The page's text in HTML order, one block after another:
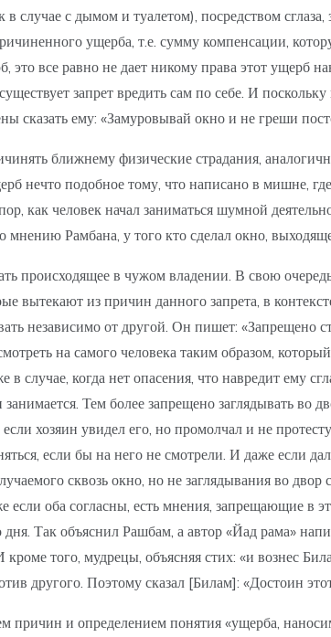
случае с дымом и туалетом), посредством
ущерба, т.е. сумму компенсации,
все равно не дает никому права этот ущерб
запрет вредить сам по себе. И
сказать ему: «Замуровывай окно и не греши
ближнему физические страдания,
нечто подобное тому, что написано в мишне,
как человек начал заниматься шумной
Рамбана, у того кто сделал окно,
происходящее в чужом владении. В свою
вытекают из причин данного запрета, в
независимо от другой. Он пишет: «Запрещено
на самого человека таким образом,
случае, когда нет опасения, что навредит ему
Тем более запрещено заглядывать во
хозяин увидел его, но промолчал и не
если бы на него не смотрели. И даже если
сквозь окно, но не заглядывания во
оба согласны, есть мнения, запрещающие в
Так объяснил Рашбам, а автор «Йад рама»
того, мудрецы, объясняя стих: «и вознес
другого. Поэтому сказал [Билам]: «Достоин
причин и определением понятия «ущерба,